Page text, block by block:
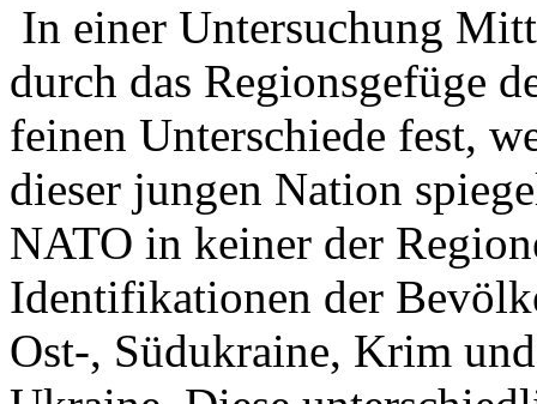
In einer Untersuchung
durch das Regionsgefüge
feinen Unterschiede fest,
dieser jungen Nation
NATO in keiner der
Identifikationen der
Ost-, Südukraine, Krim